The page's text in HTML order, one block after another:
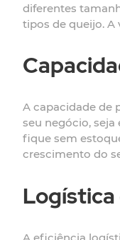
diferentes
tipos de queijo.
A capacidade de
seu negócio,
fique sem
crescimento do